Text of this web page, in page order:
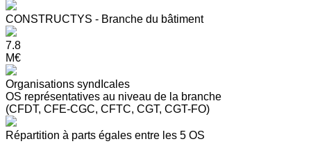
CONSTRUCTYS - Branche du bâtiment
7.8
M€
Organisations syndIcales
OS représentatives au niveau de la branche
(CFDT, CFE-CGC, CFTC, CGT, CGT-FO)
Répartition à parts égales entre les 5 OS